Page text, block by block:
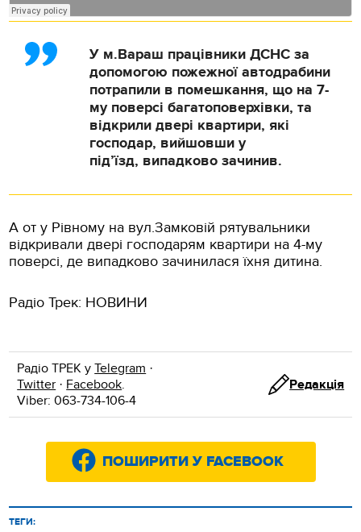
У м.Вараш працівники ДСНС за
допомогою пожежної автодрабини
потрапили в помешкання, що на 7-
му поверсі багатоповерхівки, та
відкрили двері квартири, які
господар, вийшовши у
під’їзд, випадково зачинив.
А от у Рівному на вул.Замковій рятувальники
відкривали двері господарям квартири на 4-му
поверсі, де випадково зачинилася їхня дитина.
Радіо Трек: НОВИНИ
Радіо ТРЕК уTelegram ·
Twitter · Facebook.
Viber: 063-734-106-4
Редакція
ПОШИРИТИ У FACEBOOK
ТЕГИ: